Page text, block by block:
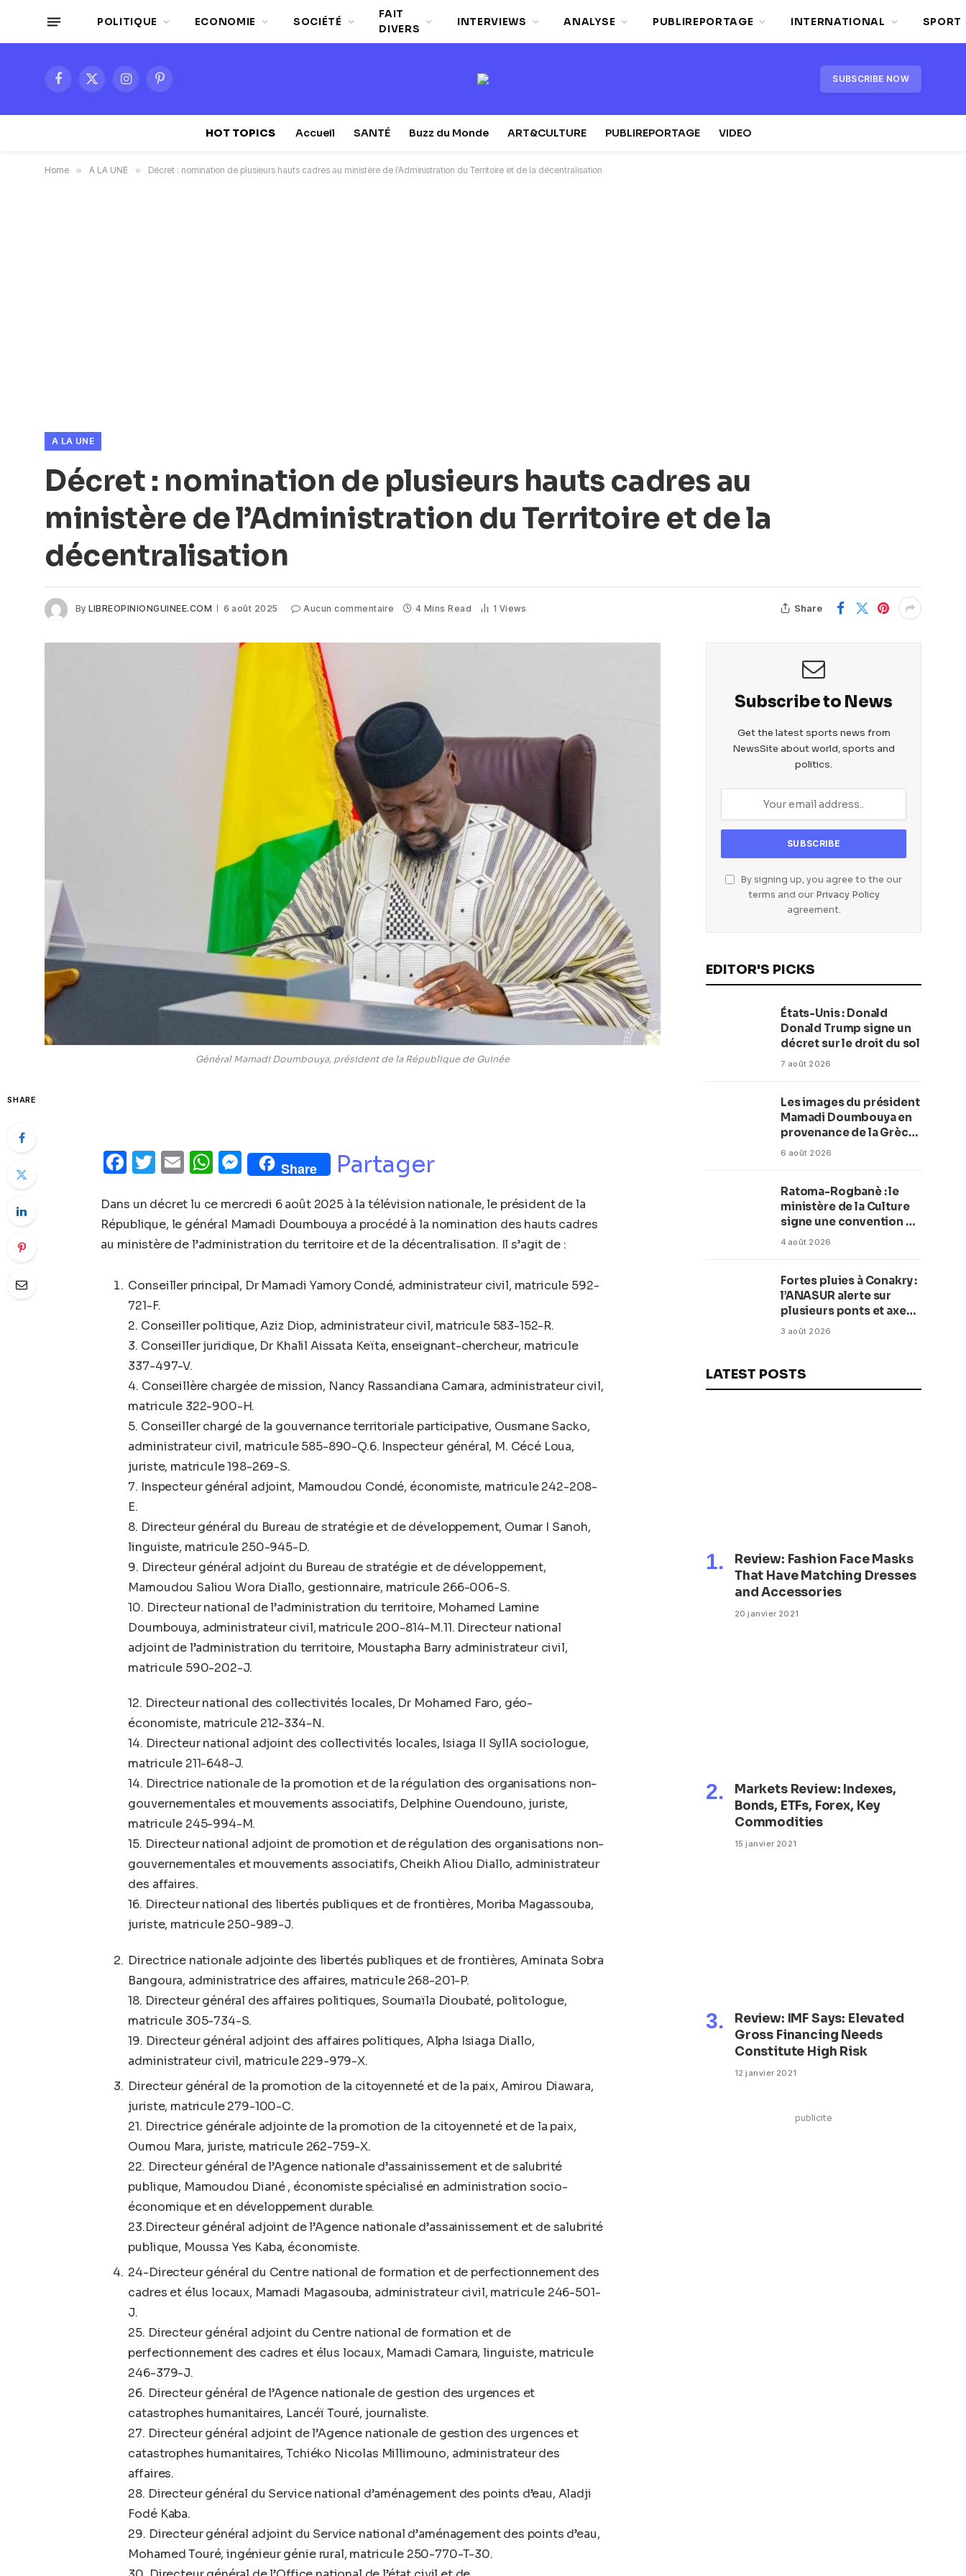
POLITIQUE ECONOMIE SOCIÉTÉ
FAIT
DIVERS
INTERVIEWS ANALYSE PUBLIREPORTAGE INTERNATIONAL SPORT
Facebook
X
InstagramPinterest SUBSCRIBE NOW
HOT TOPICS Accueil SANTÉ Buzz du Monde ART&CULTURE PUBLIREPORTAGE VIDEO
Home » A LA UNE » Décret : nomination de plusieurs hauts cadres au ministère de l’Administration du Territoire et de la décentralisation
A LA UNE
Décret : nomination de plusieurs hauts cadres au
ministère de l’Administration du Territoire et de la
décentralisation
By LIBREOPINIONGUINEE.COM 6 août 2025 Aucun commentaire 4 Mins Read 1 Views Share
Général Mamadi Doumbouya, président de la République de Guinée
SHARE
Facebook
Twitter
EmailWhatsApp
Messenger
Share Partager
Dans un décret lu ce mercredi 6 août 2025 à la télévision nationale, le président de la
République, le général Mamadi Doumbouya a procédé à la nomination des hauts cadres
au ministère de l’administration du territoire et de la décentralisation. Il s’agit de :
Conseiller principal, Dr Mamadi Yamory Condé, administrateur civil, matricule 592-
721-F.
2. Conseiller politique, Aziz Diop, administrateur civil, matricule 583-152-R.
3. Conseiller juridique, Dr Khalil Aissata Keïta, enseignant-chercheur, matricule
337-497-V.
4. Conseillère chargée de mission, Nancy Rassandiana Camara, administrateur civil,
matricule 322-900-H.
5. Conseiller chargé de la gouvernance territoriale participative, Ousmane Sacko,
administrateur civil, matricule 585-890-Q.6. Inspecteur général, M. Cécé Loua,
juriste, matricule 198-269-S.
7. Inspecteur général adjoint, Mamoudou Condé, économiste, matricule 242-208-
E.
8. Directeur général du Bureau de stratégie et de développement, Oumar I Sanoh,
linguiste, matricule 250-945-D.
9. Directeur général adjoint du Bureau de stratégie et de développement,
Mamoudou Saliou Wora Diallo, gestionnaire, matricule 266-006-S.
10. Directeur national de l’administration du territoire, Mohamed Lamine
Doumbouya, administrateur civil, matricule 200-814-M.11. Directeur national
adjoint de l’administration du territoire, Moustapha Barry administrateur civil,
matricule 590-202-J.
12. Directeur national des collectivités locales, Dr Mohamed Faro, géo-
économiste, matricule 212-334-N.
14. Directeur national adjoint des collectivités locales, Isiaga II SyllA sociologue,
matricule 211-648-J.
14. Directrice nationale de la promotion et de la régulation des organisations non-
gouvernementales et mouvements associatifs, Delphine Ouendouno, juriste,
matricule 245-994-M.
15. Directeur national adjoint de promotion et de régulation des organisations non-
gouvernementales et mouvements associatifs, Cheikh Aliou Diallo, administrateur
des affaires.
16. Directeur national des libertés publiques et de frontières, Moriba Magassouba,
juriste, matricule 250-989-J.
Directrice nationale adjointe des libertés publiques et de frontières, Aminata Sobra
Bangoura, administratrice des affaires, matricule 268-201-P.
18. Directeur général des affaires politiques, Soumaïla Dioubaté, politologue,
matricule 305-734-S.
19. Directeur général adjoint des affaires politiques, Alpha Isiaga Diallo,
administrateur civil, matricule 229-979-X.
Directeur général de la promotion de la citoyenneté et de la paix, Amirou Diawara,
juriste, matricule 279-100-C.
21. Directrice générale adjointe de la promotion de la citoyenneté et de la paix,
Oumou Mara, juriste, matricule 262-759-X.
22. Directeur général de l’Agence nationale d’assainissement et de salubrité
publique, Mamoudou Diané , économiste spécialisé en administration socio-
économique et en développement durable.
23.Directeur général adjoint de l’Agence nationale d’assainissement et de salubrité
publique, Moussa Yes Kaba, économiste.
24-Directeur général du Centre national de formation et de perfectionnement des
cadres et élus locaux, Mamadi Magasouba, administrateur civil, matricule 246-501-
J.
25. Directeur général adjoint du Centre national de formation et de
perfectionnement des cadres et élus locaux, Mamadi Camara, linguiste, matricule
246-379-J.
26. Directeur général de l’Agence nationale de gestion des urgences et
catastrophes humanitaires, Lancéï Touré, journaliste.
27. Directeur général adjoint de l’Agence nationale de gestion des urgences et
catastrophes humanitaires, Tchiéko Nicolas Millimouno, administrateur des
affaires.
28. Directeur général du Service national d’aménagement des points d’eau, Aladji
Fodé Kaba.
29. Directeur général adjoint du Service national d’aménagement des points d’eau,
Mohamed Touré, ingénieur génie rural, matricule 250-770-T-30.
Subscribe to News
Get the latest sports news from
NewsSite about world, sports and
politics.
By signing up, you agree to the our
terms and our Privacy Policy
agreement.
EDITOR'S PICKS
États-Unis : Donald
Donald Trump signe un
décret sur le droit du sol
7 août 2026
Les images du président
Mamadi Doumbouya en
provenance de la Grèce
rassurent les Guinéens
6 août 2026
Ratoma-Rogbanè : le
ministère de la Culture
signe une convention de
42 millions de dollars
balnéaire
4 août 2026
Fortes pluies à Conakry :
l’ANASUR alerte sur
plusieurs ponts et axes
routiers
3 août 2026
LATEST POSTS
Review: Fashion Face Masks
That Have Matching Dresses
and Accessories
20 janvier 2021
Markets Review: Indexes,
Bonds, ETFs, Forex, Key
Commodities
15 janvier 2021
Review: IMF Says: Elevated
Gross Financing Needs
Constitute High Risk
12 janvier 2021
publicite